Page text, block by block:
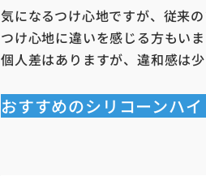
気になるつけ心地ですが、従来
つけ心地に違いを感じる方もいま
個人差はありますが、違和感は
おすすめのシリコーンハ